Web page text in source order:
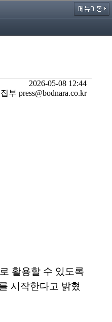
2026-05-08 12:44
부 press@bodnara.co.kr
활용할 수 있도록
시작한다고 밝혔